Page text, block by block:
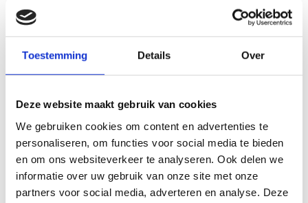
Toestemming Details Over
Deze website maakt gebruik van cookies
We gebruiken cookies om content en advertenties te
personaliseren, om functies voor social media te bieden
en om ons websiteverkeer te analyseren. Ook delen we
informatie over uw gebruik van onze site met onze
partners voor social media, adverteren en analyse. Deze
Op zoek naar een sociaal secretariaat dat het
anders aanpakt?
en bloed. Een rasechte ondernemer die wat anders te doen
heeft dan met zijn neus in de administratie te zitten.
Benieuwd?Contacteer ons . We staan altijd klaar om te
helpen.